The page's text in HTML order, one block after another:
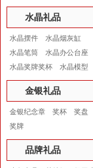
水晶礼品
水晶摆件
水晶烟灰缸
水晶笔筒
水晶办公台座
水晶奖牌奖杯
水晶模型
金银礼品
金银纪念章 奖杯
奖盘
奖牌
品牌礼品